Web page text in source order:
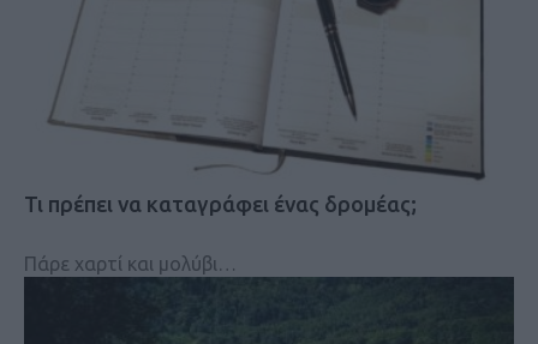
Τι πρέπει να καταγράφει ένας δρομέας;
Πάρε χαρτί και μολύβι…